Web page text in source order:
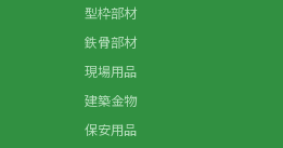
型枠部材
鉄骨部材
現場用品
建築金物
保安用品